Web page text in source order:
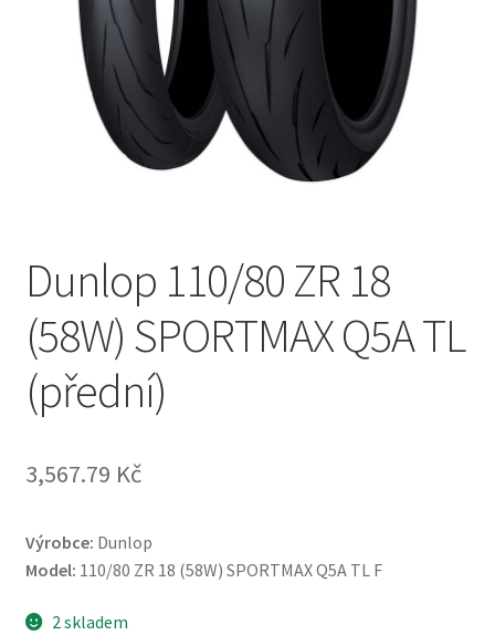
Dunlop 110/80 ZR 18
(58W) SPORTMAX Q5A TL
(přední)
3,567.79 Kč
Výrobce: Dunlop
Model: 110/80 ZR 18 (58W) SPORTMAX Q5A TL F
2 skladem